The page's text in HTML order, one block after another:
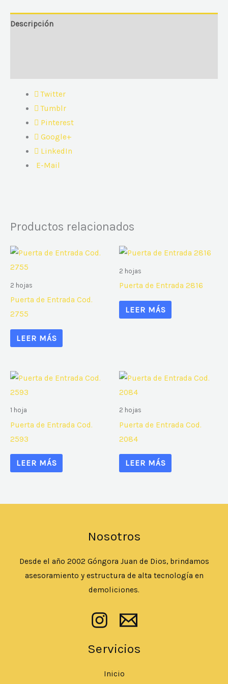
Descripción
Twitter
Tumblr
Pinterest
Google+
LinkedIn
E-Mail
Productos relacionados
2 hojas
Puerta de Entrada Cod.
2755
LEER MÁS
2 hojas
Puerta de Entrada 2816
LEER MÁS
1 hoja
Puerta de Entrada Cod.
2593
LEER MÁS
2 hojas
Puerta de Entrada Cod.
2084
LEER MÁS
Nosotros
Desde el año 2002 Góngora Juan de Dios, brindamos
asesoramiento y estructura de alta tecnología en
demoliciones.
Servicios
Inicio